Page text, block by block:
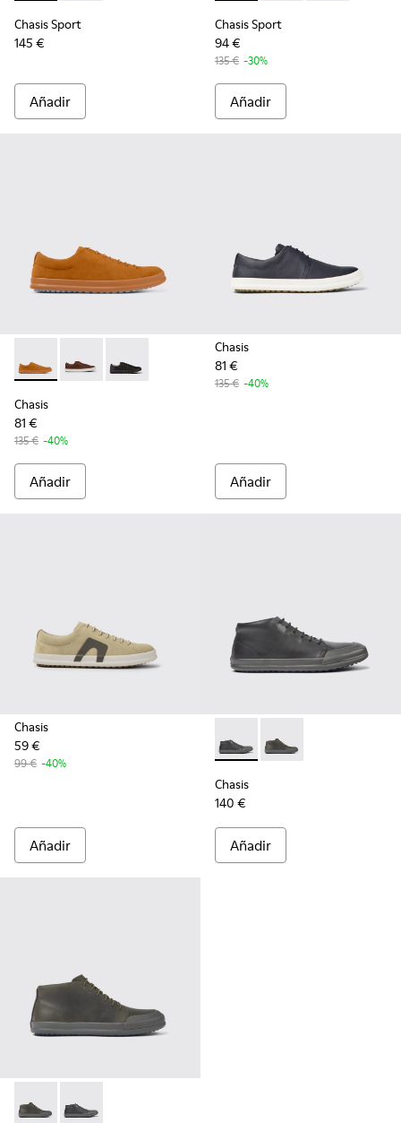
Chasis Sport
145 €
Añadir
Chasis Sport
94 €
135 € -30%
Añadir
Chasis - K100373-042 - Zapatos marrones de nobuk para
Chasis - K100373-023 - Zapatos de piel marrones
Chasis - K100373-008 - Zapatos de piel
Chasis
81 €
135 € -40%
Añadir
Chasis
81 €
135 € -40%
Añadir
Chasis
59 €
99 € -40%
Añadir
Chasis - K300432-001 -
Chasis - K300432-
Chasis
140 €
Añadir
Chasis - K300432-003 - Botines verde oscuro de piel para
Chasis - K300432-001 - Botines negros de piel para